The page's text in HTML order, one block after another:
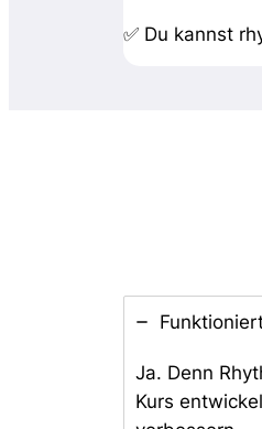
✅ Du kannst
Ja. Denn
Kurs